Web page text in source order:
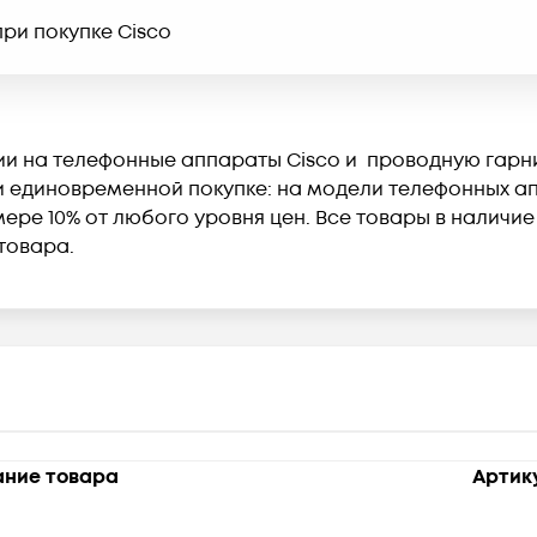
покупке Cisco
на телефонные аппараты Cisco и проводную
покупке: на модели телефонных
10% от любого уровня цен. Все товары в
товара